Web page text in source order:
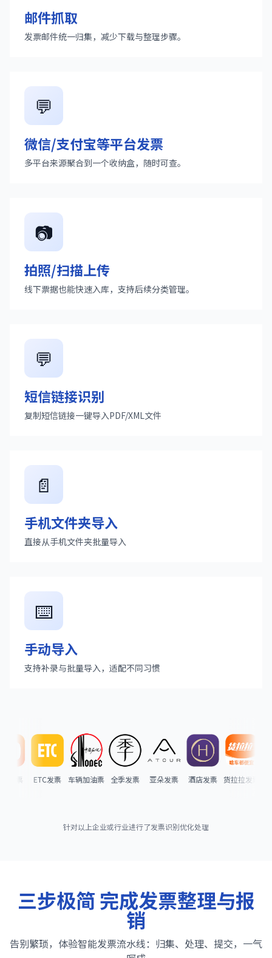
邮件抓取
发票邮件统一归集，减少下载与整理步骤。
💬
微信/支付宝等平台发票
多平台来源聚合到一个收纳盒，随时可查。
📷
拍照/扫描上传
线下票据也能快速入库，支持后续分类管理。
💬
短信链接识别
复制短信链接一键导入PDF/XML文件
📄
手机文件夹导入
直接从手机文件夹批量导入
⌨️
手动导入
支持补录与批量导入，适配不同习惯
淘宝发票 ETC发票 车辆加油票 全季发票 亚朵发票 酒店发票 货拉拉
针对以上企业或行业进行了发票识别优化处理
三步极简 完成发票整理与报
销
告别繁琐，体验智能发票流水线：归集、处理、提交，一气